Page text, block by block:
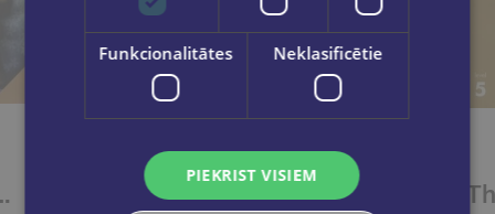
(level 5)+CD THE CREEPING MAN (level 5)+CD
Funkcionalitātes Neklasificētie
PIEKRIST VISIEM